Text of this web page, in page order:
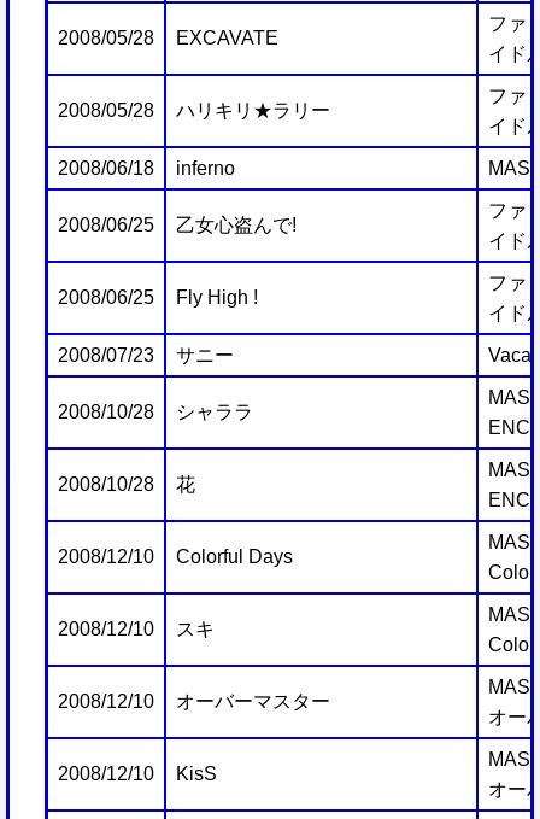
2008/05/28 EXCAVATE
ファ
イド
2008/05/28 ハリキリ★ラリー
ファ
イド
2008/06/18 inferno
2008/06/25 乙女心盗んで!
ファ
イド
2008/06/25 Fly High !
ファ
イド
2008/07/23 サニー
2008/10/28 シャララ
2008/10/28 花
2008/12/10 Colorful Days
2008/12/10 スキ
2008/12/10 オーバーマスター
オー
2008/12/10 KisS
オー